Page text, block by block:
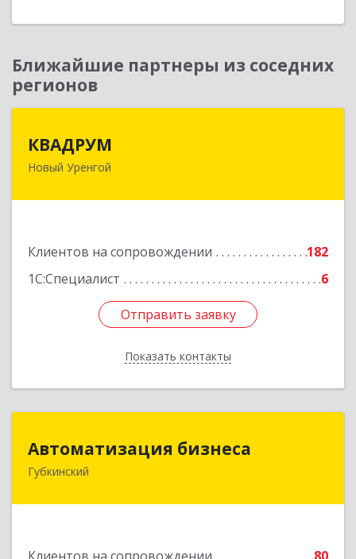
Ближайшие партнеры из соседних
регионов
КВАДРУМ
Новый Уренгой
Клиентов на сопровождении
182
1С:Специалист
6
Отправить заявку
Показать контакты
629309, Ямало-Ненецкий АО, Новый Уренгой г,
Отправить заявку
Назад
Автоматизация бизнеса
Губкинский
Автоматизация бизнеса
629830, Ямало-Ненецкий АО, Губкинский г,